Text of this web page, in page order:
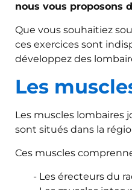
nous vous proposons
Que vous souhaitiez
ces exercices sont
développez des
Les
Les muscles lombaires
sont situés dans la
Ces muscles
Les érecteurs du